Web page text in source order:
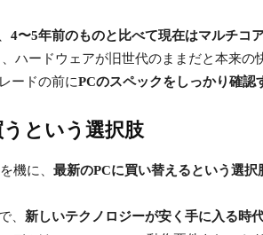
4〜5年前のものと比べて現在はマルチコ
ハードウェアが旧世代のままだと本来の
ードの前にPCのスペックをしっかり確認
という選択肢
機に、 最新のPCに買い替えるという選択
、 新しいテクノロジーが安く手に入る時